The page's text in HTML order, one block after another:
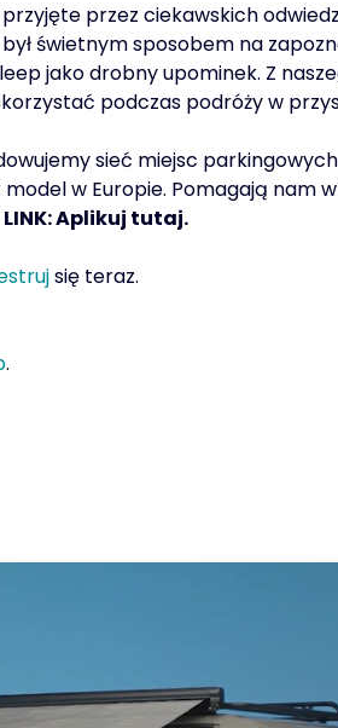
przez ciekawskich
świetnym sposobem na
jako drobny upominek. Z
podczas podróży w
sieć miejsc
w Europie. Pomagają
LINK: Aplikuj tutaj.
się teraz.
.